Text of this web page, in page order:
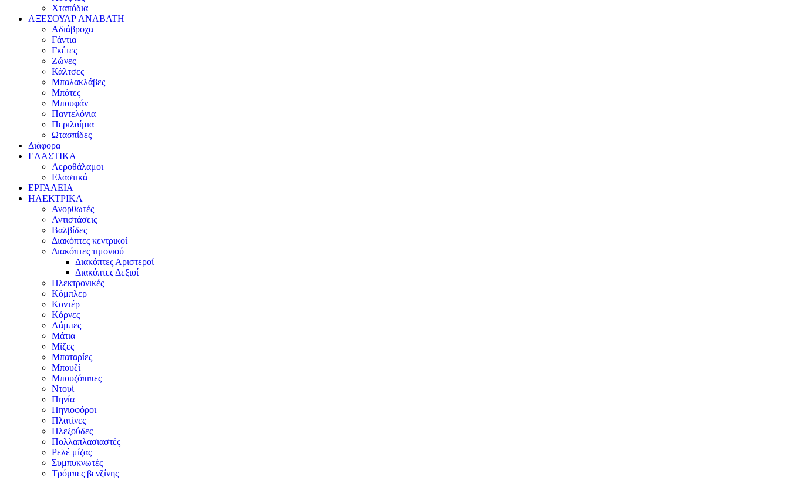
Χταπόδια
ΑΞΕΣΟΥΑΡ ΑΝΑΒΑΤΗ
Αδιάβροχα
Γάντια
Γκέτες
Ζώνες
Κάλτσες
Μπαλακλάβες
Μπότες
Μπουφάν
Παντελόνια
Περιλαίμια
Ωτασπίδες
Διάφορα
ΕΛΑΣΤΙΚΑ
Αεροθάλαμοι
Ελαστικά
ΕΡΓΑΛΕΙΑ
ΗΛΕΚΤΡΙΚΑ
Ανορθωτές
Αντιστάσεις
Βαλβίδες
Διακόπτες κεντρικοί
Διακόπτες τιμονιού
Διακόπτες Αριστεροί
Διακόπτες Δεξιοί
Ηλεκτρονικές
Κόμπλερ
Κοντέρ
Κόρνες
Λάμπες
Μάτια
Μίζες
Μπαταρίες
Μπουζί
Μπουζόπιπες
Ντουί
Πηνία
Πηνιοφόροι
Πλατίνες
Πλεξούδες
Πολλαπλασιαστές
Ρελέ μίζας
Συμπυκνωτές
Τρόμπες βενζίνης